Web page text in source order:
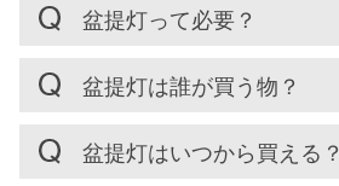
盆提灯って必要？
盆提灯は誰が買う物？
盆提灯はいつから買える？